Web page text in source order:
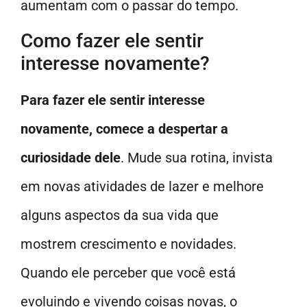
aumentam com o passar do tempo.
Como fazer ele sentir
interesse novamente?
Para fazer ele sentir interesse
novamente, comece a despertar a
curiosidade dele. Mude sua rotina, invista
em novas atividades de lazer e melhore
alguns aspectos da sua vida que
mostrem crescimento e novidades.
Quando ele perceber que você está
evoluindo e vivendo coisas novas, o